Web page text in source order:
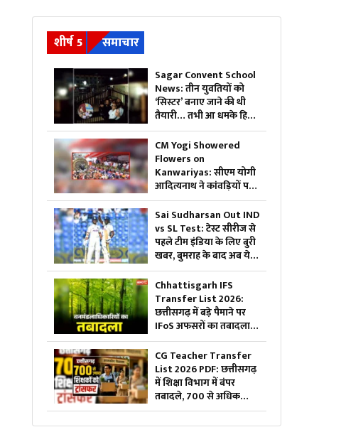
शीर्ष 5 समाचार
Sagar Convent School
News: तीन युवतियों को
‘सिस्टर’ बनाए जाने की थी
तैयारी… तभी आ धमके हिन्दू
संगठन के लोग और पुलिस,
स्कूल में मचा बवाल
CM Yogi Showered
Flowers on
Kanwariyas: सीएम योगी
आदित्यनाथ ने कांवड़ियों पर
की पुष्पवर्षा, की जनता की
सुख-शांति और समृद्धि की
कामना
Sai Sudharsan Out IND
vs SL Test: टेस्ट सीरीज से
पहले टीम इंडिया के लिए बुरी
खबर, बुमराह के बाद अब ये
मैच विनर खिलाड़ी हुआ बाहर
Chhattisgarh IFS
Transfer List 2026:
छत्तीसगढ़ में बड़े पैमाने पर
IFoS अफसरों का तबादला..
भावसे जितेंद्र उपाध्याय को
कटघोरा वनमंडल का जिम्मा,
देखें पूरी लिस्ट
CG Teacher Transfer
List 2026 PDF: छत्तीसगढ़
में शिक्षा विभाग में बंपर
तबादले, 700 से अधिक
शिक्षकों-प्रधान पाठकों का
ट्रांसफर लिस्ट जारी, देखिए